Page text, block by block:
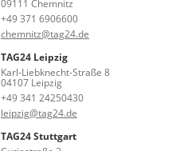
09111 Chemnitz
+49 371 6906600
chemnitz@tag24.de
TAG24 Leipzig
Karl-Liebknecht-Straße 8
04107 Leipzig
+49 341 24250430
leipzig@tag24.de
TAG24 Stuttgart